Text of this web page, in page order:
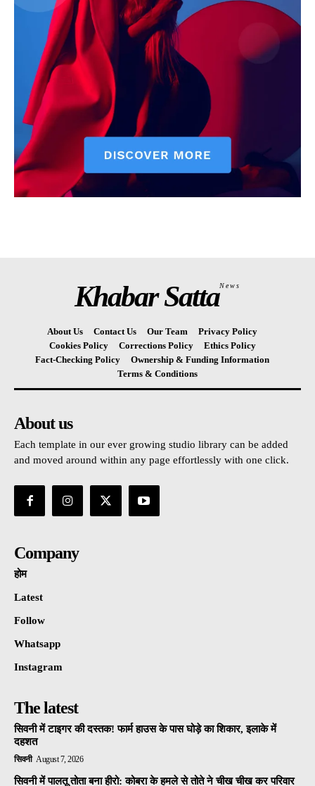
Khabar SattaNews
About Us Contact Us Our Team
Privacy Policy
Cookies Policy
Corrections Policy
Ethics Policy
Fact-Checking Policy
Ownership & Funding Information
Terms & Conditions
About us
Each template in our ever growing studio library can be added
and moved around within any page effortlessly with one click.
Company
होम
Latest
Follow
Whatsapp
Instagram
The latest
सिवनी में टाइगर की दस्तक! फार्म हाउस के पास घोड़े का शिकार, इलाके में
दहशत
सिवनी August 7, 2026
सिवनी में पालतू तोता बना हीरो: कोबरा के हमले से तोते ने चीख चीख कर परिवार